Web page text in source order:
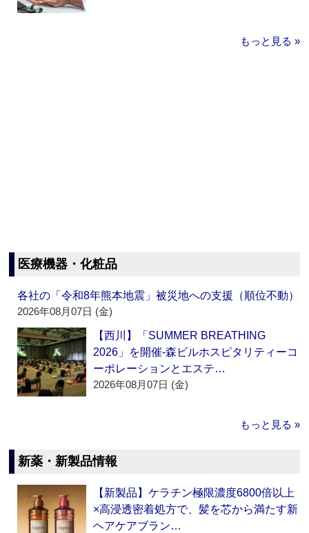
もっと見る »
医療機器・化粧品
各社の「令和8年熊本地震」被災地への支援（順位不動）
2026年08月07日 (金)
【西川】「SUMMER BREATHING
2026」を開催‐森ビルホスピタリティーコ
ーポレーションとエステ…
2026年08月07日 (金)
もっと見る »
新薬・新製品情報
【新製品】ケラチン極限濃度6800倍以上
×高浸透密着処方で、髪を芯から満たす新
ヘアケアブラン…